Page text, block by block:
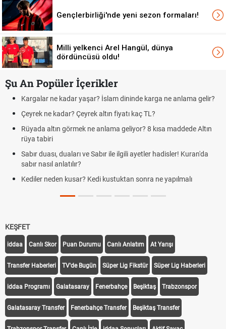
Gençlerbirliği'nde yeni sezon formaları!
Milli yelkenci Arel Hangül, dünya
dördüncüsü oldu!
Şu An Popüler İçerikler
ne anlama gelir?
kısa maddede Altın
hadisler! Kuran'da
ne yapılmalı
Futbolda ofsayt nedir? Ofsayt nasıl
Kravat nasıl bağlanır? En kolay kravat
Cemre düştü mü? Kış cemresi ne zaman
Rüyada kedi görmek en anlama geliyor?
tarifi
KEŞFET
iddaa Canlı Skor Puan Durumu Canlı Anlatım At Yarışı
Transfer Haberleri TV'de Bugün Süper Lig Fikstür Süper Lig Haberleri
iddaa Programı Galatasaray Fenerbahçe Beşiktaş Trabzonspor
Galatasaray Transfer Fenerbahçe Transfer Beşiktaş Transfer